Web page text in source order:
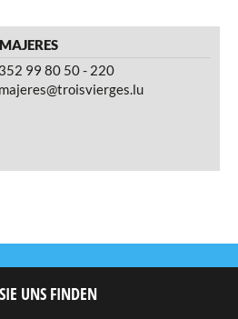
MAJERES
99 80 50 - 220
UNS FINDEN